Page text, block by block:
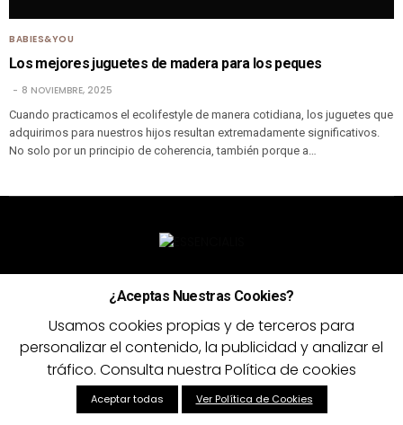
BABIES&YOU
Los mejores juguetes de madera para los peques
8 NOVIEMBRE, 2025
Cuando practicamos el ecolifestyle de manera cotidiana, los juguetes que
adquirimos para nuestros hijos resultan extremadamente significativos.
No solo por un principio de coherencia, también porque a…
ECODIRECTORIO
INICIAR SESIÓN / REGISTRARSE
POLÍTICA DE PRIVACIDAD
POLÍTICA DE COOKIES
Copyright © 2025 Essencialis
¿Aceptas Nuestras Cookies?
Usamos cookies propias y de terceros para
personalizar el contenido, la publicidad y analizar el
tráfico. Consulta nuestra Política de cookies
Aceptar todas Ver Política de Cookies